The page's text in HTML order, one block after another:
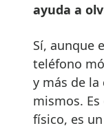
ayuda a
Sí, aunque
teléfono
y más de
mismos.
físico, es